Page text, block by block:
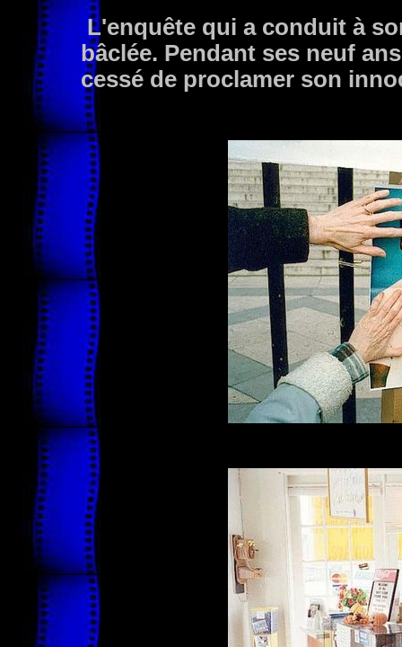
L'enquête qui a conduit à
bâclée. Pendant ses neuf
cessé de proclamer son